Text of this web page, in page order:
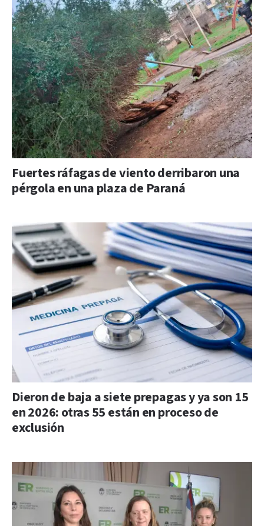
Fuertes ráfagas de viento derribaron una
pérgola en una plaza de Paraná
Dieron de baja a siete prepagas y ya son 15
en 2026: otras 55 están en proceso de
exclusión